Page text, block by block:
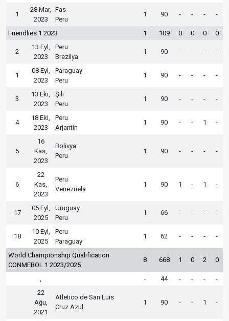
1
28 Mar,
2023
Fas
Peru
1 90 - - - -
Friendlies 1 2023 1 109 0 0 0 0
2
13 Eyl,
2023
Peru
Brezilya
1 90 - - - -
1
08 Eyl,
2023
Paraguay
Peru
1 90 - - - -
3
13 Eki,
2023
Şili
Peru
1 90 - - - -
4
18 Eki,
2023
Peru
Arjantin
1 90 - - 1 -
5
16
Kas,
2023
Bolivya
Peru
1 90 - - - -
6
22
Kas,
2023
Peru
Venezuela
1 90 1 - 1 -
17
05 Eyl,
2025
Uruguay
Peru
1 66 - - - -
18
10 Eyl,
2025
Peru
Paraguay
1 62 - - - -
World Championship Qualification
CONMEBOL 1 2023/2025
8 668 1 0 2 0
- 44 - - -
-
22
Ağu,
2021
Atletico de San Luis
Cruz Azul
1 90 - - 1 -